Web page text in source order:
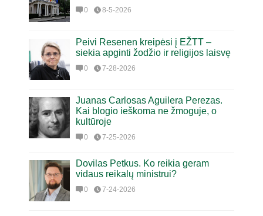
0 8-5-2026
Peivi Resenen kreipėsi į EŽTT –
siekia apginti žodžio ir religijos laisvę
0 7-28-2026
Juanas Carlosas Aguilera Perezas.
Kai blogio ieškoma ne žmoguje, o
kultūroje
0 7-25-2026
Dovilas Petkus. Ko reikia geram
vidaus reikalų ministrui?
0 7-24-2026